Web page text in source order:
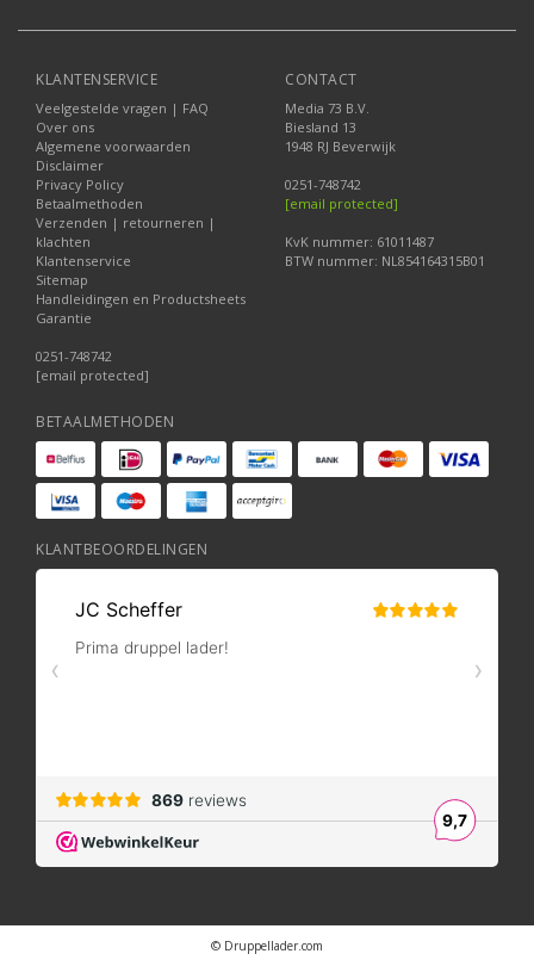
KLANTENSERVICE
Veelgestelde vragen | FAQ
Over ons
Algemene voorwaarden
Disclaimer
Privacy Policy
Betaalmethoden
Verzenden | retourneren |
klachten
Klantenservice
Sitemap
Handleidingen en Productsheets
Garantie
0251-748742
[email protected]
CONTACT
Media 73 B.V.
Biesland 13
1948 RJ Beverwijk
0251-748742
[email protected]
KvK nummer: 61011487
BTW nummer: NL854164315B01
BETAALMETHODEN
KLANTBEOORDELINGEN
© Druppellader.com